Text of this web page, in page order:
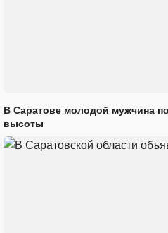
В Саратове молодой мужчина
высоты